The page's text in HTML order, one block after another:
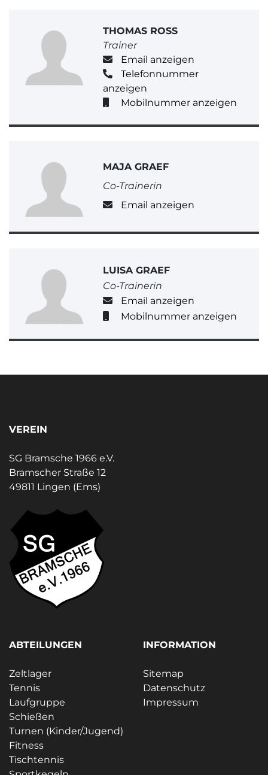
THOMAS ROSS
Trainer
Email anzeigen
Telefonnummer
anzeigen
Mobilnummer anzeigen
MAJA GRAEF
Co-Trainerin
Email anzeigen
LUISA GRAEF
Co-Trainerin
Email anzeigen
Mobilnummer anzeigen
VEREIN
SG Bramsche 1966 e.V.
Bramscher Straße 12
49811 Lingen (Ems)
ABTEILUNGEN
Zeltlager
Tennis
Laufgruppe
Schießen
Turnen (Kinder/Jugend)
Fitness
Tischtennis
INFORMATION
Sitemap
Datenschutz
Impressum